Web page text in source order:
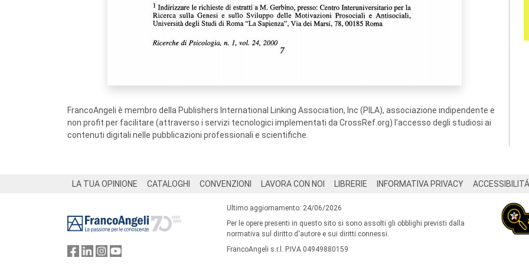
FrancoAngeli è membro della Publishers International Linking Association, Inc (PILA), associazione indipendente e
non profit per facilitare (attraverso i servizi tecnologici implementati da CrossRef.org) l’accesso degli studiosi ai
contenuti digitali nelle pubblicazioni professionali e scientifiche.
LA TUA OPINIONE CATALOGHI CONVENZIONI LAVORA CON NOI LIBRERIE INFORMATIVA PRIVACY ACCESSIBILITÁ
Ultimo aggiornamento: 24/06/2026
Per le opere presenti in questo sito si sono assolti gli obblighi previsti dalla
normativa sul diritto d'autore e sui diritti connessi.
FrancoAngeli s.r.l. P.IVA 04949880159